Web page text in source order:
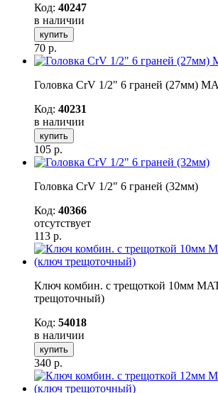
Код: 40247
в наличии
купить
70 р.
Головка CrV 1/2" 6 граней (27мм)
Код: 40231
в наличии
купить
105 р.
Головка CrV 1/2" 6 граней (32мм)
Код: 40366
отсутствует
113 р.
Ключ комбин. с трещоткой 10мм
трещоточный)
Код: 54018
в наличии
купить
340 р.